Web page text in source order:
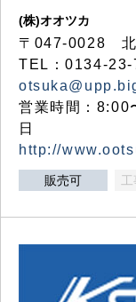
(株)オオツカ
〒047-0028 北
TEL：0134-
営業時間：8:00
日
http://
販売可